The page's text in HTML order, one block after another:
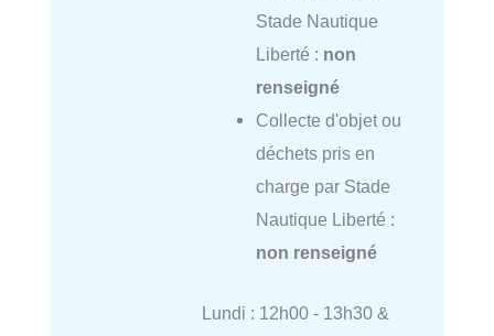
Stade Nautique
Liberté : non
renseigné
Collecte d'objet ou
déchets pris en
charge par Stade
Nautique Liberté :
non renseigné
Lundi : 12h00 - 13h30 &